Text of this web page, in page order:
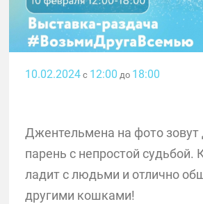
10.02.2024с 12:00 до 18:00
Джентельмена на фото
парень с непростой судьбой.
ладит с людьми и отлично
другими кошками!